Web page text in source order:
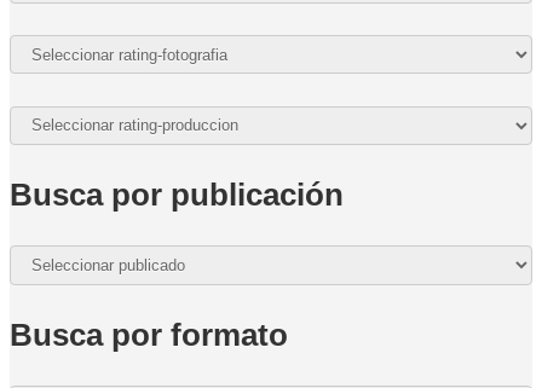
Busca por publicación
Busca por formato